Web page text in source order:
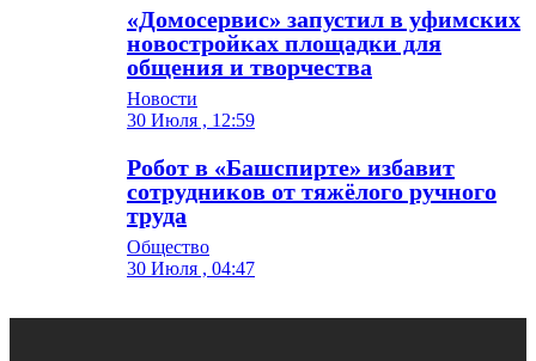
«Домосервис» запустил в уфимских
новостройках площадки для
общения и творчества
Новости
30 Июля , 12:59
Робот в «Башспирте» избавит
сотрудников от тяжёлого ручного
труда
Общество
30 Июля , 04:47